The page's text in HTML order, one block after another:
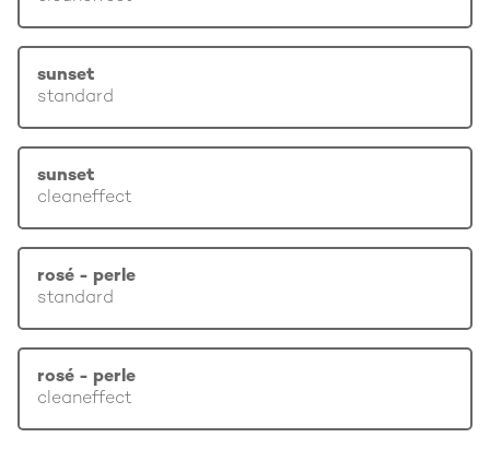
sunset
standard
sunset
cleaneffect
rosé - perle
standard
rosé - perle
cleaneffect